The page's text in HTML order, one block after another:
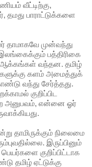
வீட்டிற்கு,
பாராட்டுக்களை
தாமாகவே முன்வந்து
பத்திரிகை
ஆக்கங்கள் வந்தன. தமிழ்
களம் அமைத்துக்
வந்து சேர்த்தது.
குறிப்பிட
அனுபவம், என்னை ஓர்
தாமிருக்கும் நிலைமை
இருப்பினும்
குறிப்பிட்டாக
தமிழ் ஏட்டுக்கு